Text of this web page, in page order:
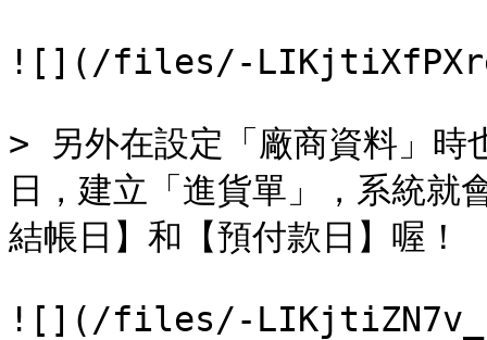
![](/files/-
> 另外在設定「廠商資料」時
日，建立「進貨單」，系統就
結帳日】和【預付款日】喔！
![](/files/-